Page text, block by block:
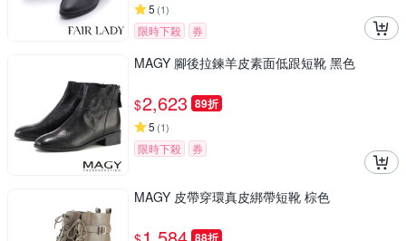
5 (1)
限時下殺 券
MAGY 腳後拉鍊羊皮素面低跟短靴 黑色
$2,623 89折
5 (1)
限時下殺 券
MAGY 皮帶穿環真皮綁帶短靴 棕色
88折